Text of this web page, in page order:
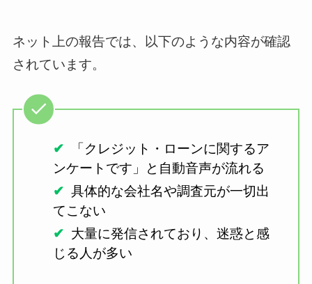
ネット上の報告では、以下のような内容が確認
されています。
「クレジット・ローンに関するア
ンケートです」と自動音声が流れる
具体的な会社名や調査元が一切出
てこない
大量に発信されており、迷惑と感
じる人が多い